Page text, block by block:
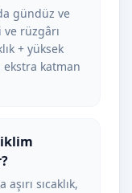
gündüz ve
ve rüzgârı
+ yüksek
ekstra katman
sıcaklık,